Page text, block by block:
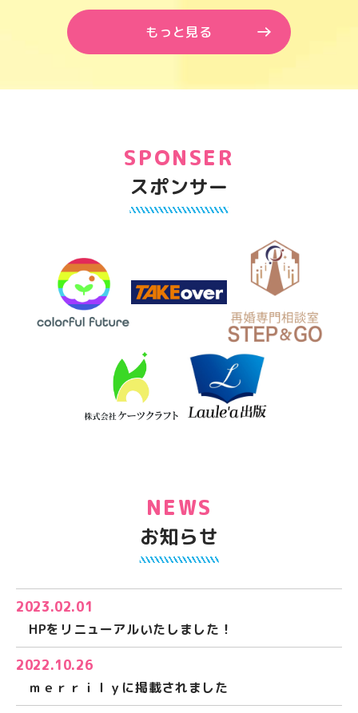
もっと見る
SPONSER
スポンサー
NEWS
お知らせ
2023.02.01
HPをリニューアルいたしました！
2022.10.26
ｍｅｒｒｉｌｙに掲載されました